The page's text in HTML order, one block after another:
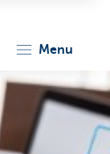
menu